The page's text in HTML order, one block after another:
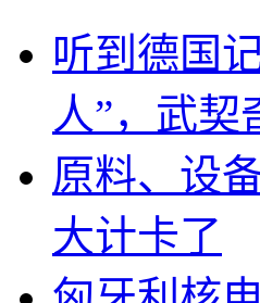
听到德国
人”，武契
原料、设
大计卡了